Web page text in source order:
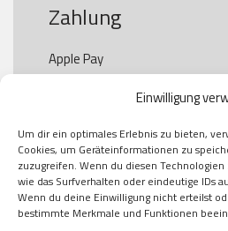
Einwilligung
Um dir ein optimales Erlebnis zu bieten,
Cookies, um Geräteinformationen zu
zuzugreifen. Wenn du diesen
wie das Surfverhalten oder eindeutige IDs
Wenn du deine Einwilligung nicht erteilst
bestimmte Merkmale und Funktionen
Zahlung
Apple Pay
Paypal
Kauf auf Rechung
Klarna
American Express